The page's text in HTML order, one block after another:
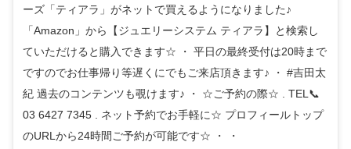
ーズ「ティアラ」がネットで買えるようになりました♪
「Amazon」から【ジュエリーシステム ティアラ】と検索し
ていただけると購入できます☆ ・ 平日の最終受付は20時まで
ですのでお仕事帰り等遅くにでもご来店頂きます♪ ・ #吉田太
紀 過去のコンテンツも覗けます♪ ・ ☆ご予約の際☆ . TEL📞
03 6427 7345 . ネット予約でお手軽に☆ プロフィールトップ
のURLから24時間ご予約が可能です☆ ・ ・